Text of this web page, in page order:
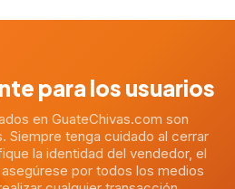
para los usuarios
en GuateChivas.com son
Siempre tenga cuidado al cerrar
la identidad del vendedor, el
por todos los medios